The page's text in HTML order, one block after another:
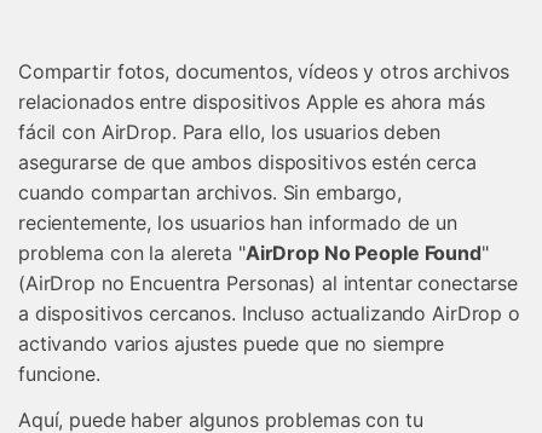
Protección del Móvil
Encuentra Más Soluciones
Compartir fotos, documentos, vídeos y otros archivos
relacionados entre dispositivos Apple es ahora más
fácil con AirDrop. Para ello, los usuarios deben
asegurarse de que ambos dispositivos estén cerca
cuando compartan archivos. Sin embargo,
recientemente, los usuarios han informado de un
problema con la alereta "AirDrop No People Found"
(AirDrop no Encuentra Personas) al intentar conectarse
a dispositivos cercanos. Incluso actualizando AirDrop o
activando varios ajustes puede que no siempre
funcione.
Aquí, puede haber algunos problemas con tu